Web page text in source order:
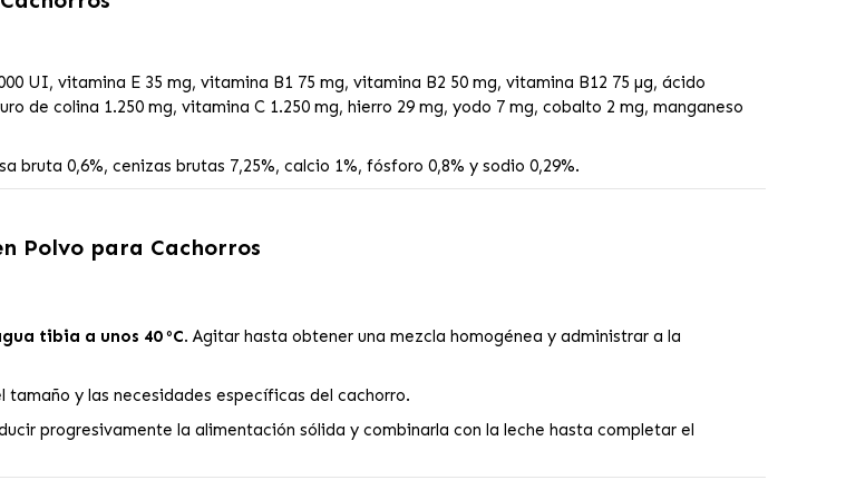
UI, vitamina E 35 mg, vitamina B1 75 mg, vitamina B2 50 mg, vitamina B12 75 µg, ácido
de colina 1.250 mg, vitamina C 1.250 mg, hierro 29 mg, yodo 7 mg, cobalto 2 mg, manganeso
bruta 0,6%, cenizas brutas 7,25%, calcio 1%, fósforo 0,8% y sodio 0,29%.
Polvo para Cachorros
tibia a unos 40 ºC. Agitar hasta obtener una mezcla homogénea y administrar a la
y las necesidades específicas del cachorro.
progresivamente la alimentación sólida y combinarla con la leche hasta completar el